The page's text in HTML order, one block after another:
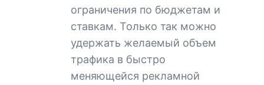
ограничения по бюджетам и
ставкам. Только так можно
удержать желаемый объем
трафика в быстро
меняющейся рекламной